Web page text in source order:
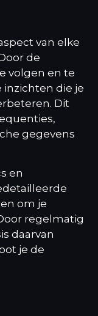
van elke
de
volgen en te
inzichten die je
Dit
gegevens
en
om je
regelmatig
daarvan
je de